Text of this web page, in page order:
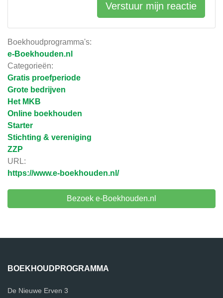
Boekhoudprogramma's:
e-Boekhouden.nl
Categorieën:
Gratis proefperiode
Grote bedrijven
Het MKB
Online boekhouden
Starter
Stichting & vereniging
ZZP
URL:
https://www.e-boekhouden.nl/
Bezoek e-Boekhouden.nl
Verstuur mijn reactie
BOEKHOUDPROGRAMMA
De Nieuwe Erven 3